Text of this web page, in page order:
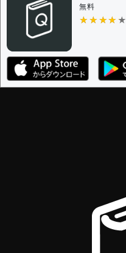
無料
★★★★★
★★★★★